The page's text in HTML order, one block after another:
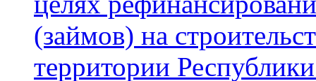
(займов) на
территории